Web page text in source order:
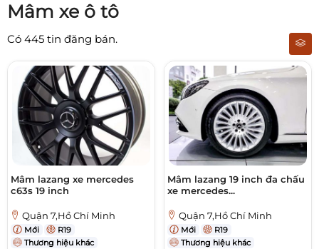
Mâm xe ô tô
Có 445 tin đăng bán.
Mâm lazang xe mercedes
c63s 19 inch
Quận 7,Hồ Chí Minh
Mới
R19
Thương hiệu khác
Mâm lazang 19 inch đa chấu
xe mercedes...
Quận 7,Hồ Chí Minh
Mới
R19
Thương hiệu khác